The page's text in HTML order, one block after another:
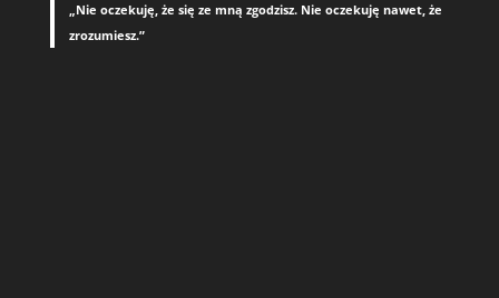
„Nie oczekuję, że się ze mną zgodzisz. Nie oczekuję nawet, że
zrozumiesz.”